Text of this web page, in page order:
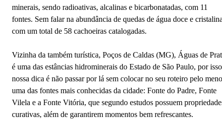
minerais, sendo radioativas, alcalinas e bicarbonatadas, com 11
fontes. Sem falar na abundância de quedas de água doce e
com um total de 58 cachoeiras catalogadas.
Vizinha da também turística, Poços de Caldas (MG), Águas de
é uma das estâncias hidrominerais do Estado de São Paulo, por isso
nossa dica é não passar por lá sem colocar no seu roteiro pelo
uma das fontes mais conhecidas da cidade: Fonte do Padre, Fonte
Vilela e a Fonte Vitória, que segundo estudos possuem
curativas, além de garantirem momentos bem refrescantes.